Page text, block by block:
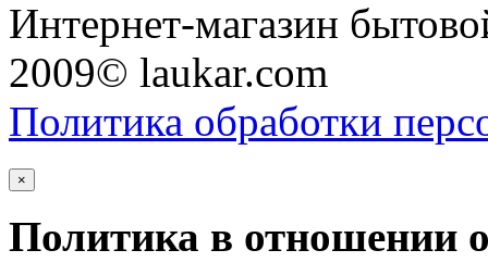
Интернет-магазин
2009© laukar.com
Политика обработки
×
Политика в отношении